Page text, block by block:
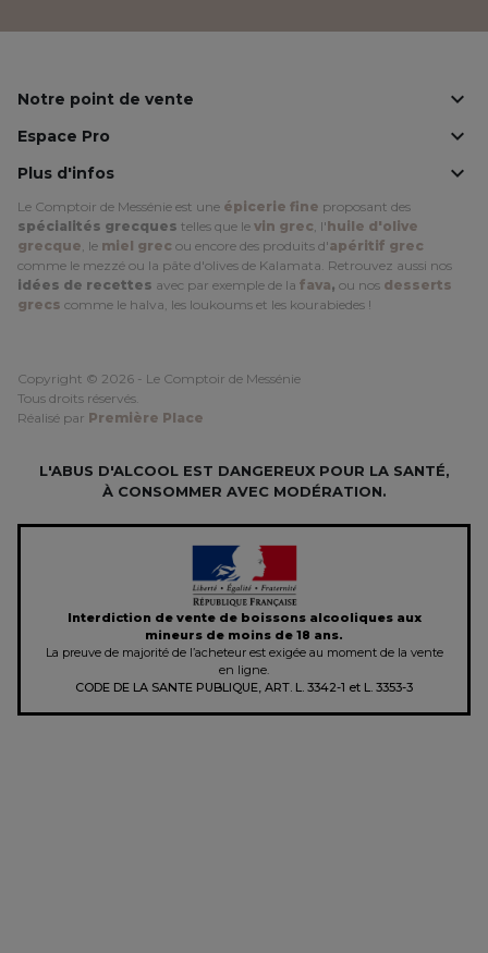
Notre point de vente 
Espace Pro 
Plus d'infos 
Le Comptoir de Messénie est une épicerie fine proposant des
spécialités grecques telles que le vin grec , l'huile d'olive
grecque , le miel grec ou encore des produits d'apéritif grec
comme le mezzé ou la pâte d'olives de Kalamata. Retrouvez aussi nos
idées de recettes avec par exemple de la fava, ou nos desserts
grecs comme le halva, les loukoums et les kourabiedes !
Copyright © 2026 - Le Comptoir de Messénie
Tous droits réservés.
Réalisé par Première Place
L'ABUS D'ALCOOL EST DANGEREUX POUR LA SANTÉ,
À CONSOMMER AVEC MODÉRATION.
Interdiction de vente de boissons alcooliques aux
mineurs de moins de 18 ans.
La preuve de majorité de l’acheteur est exigée au moment de la vente
en ligne.
CODE DE LA SANTE PUBLIQUE, ART. L. 3342-1 et L. 3353-3